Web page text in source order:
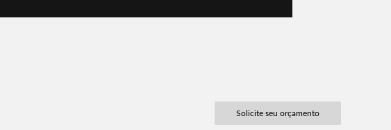
Solicite seu orçamento